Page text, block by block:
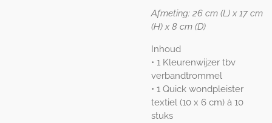
Afmeting: 26 cm (L) x 17 cm
(H) x 8 cm (D)
Inhoud
• 1 Kleurenwijzer tbv
verbandtrommel
• 1 Quick wondpleister
textiel (10 x 6 cm) à 10
stuks